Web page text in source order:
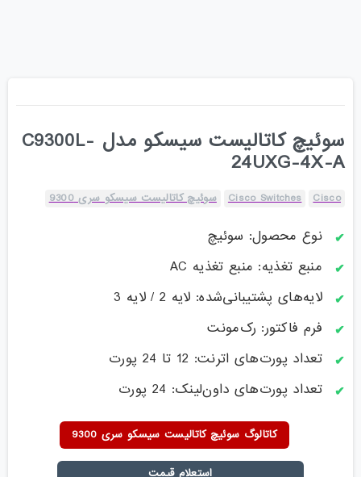
سوئیچ کاتالیست سیسکو مدل C9300L-
24UXG-4X-A
Cisco
Cisco Switches سوئیچ کاتالیست سیسکو سری 9300
نوع محصول: سوئیچ
منبع تغذیه: منبع تغذیه AC
لایه‌های پشتیبانی‌شده: لایه 2 / لایه 3
فرم فاکتور: رک‌مونت
تعداد پورت‌های اترنت: 12 تا 24 پورت
تعداد پورت‌های داون‌لینک: 24 پورت
کاتالوگ سوئیچ کاتالیست سیسکو سری 9300
استعلام قیمت